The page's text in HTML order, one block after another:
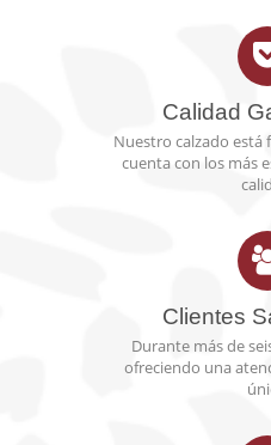
Calidad
Nuestro calzado está
cuenta con los más
Clientes
Durante más de
ofreciendo una